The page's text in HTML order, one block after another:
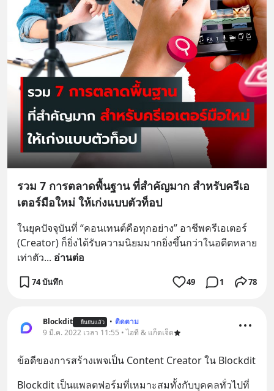
รวม 7 การตลาดพื้นฐาน ที่สำคัญมาก สำหรับครีเอ
เตอร์มือใหม่ ให้เก่งแบบตัวท็อป
ในยุคปัจจุบันที่ “คอนเทนต์คือทุกอย่าง” อาชีพครีเอเตอร์
(Creator) ก็ยิ่งได้รับความนิยมมากยิ่งขึ้นกว่าในอดีตหลาย
เท่าตัว... อ่านต่อ
74 บันทึก 49 1 78
Blockdit ยืนยันแล้ว • ติดตาม
9 มี.ค. 2022 เวลา 11:55 • ไอที & แก็ดเจ็ต
ข้อดีของการสร้างเพจเป็น Content Creator ใน Blockdit
Blockdit เป็นแพลตฟอร์มที่เหมาะสมทั้งกับบุคคลทั่วไปที่